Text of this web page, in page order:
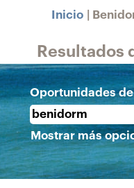
Inicio
Resultados
Oportunidades
Mostrar más